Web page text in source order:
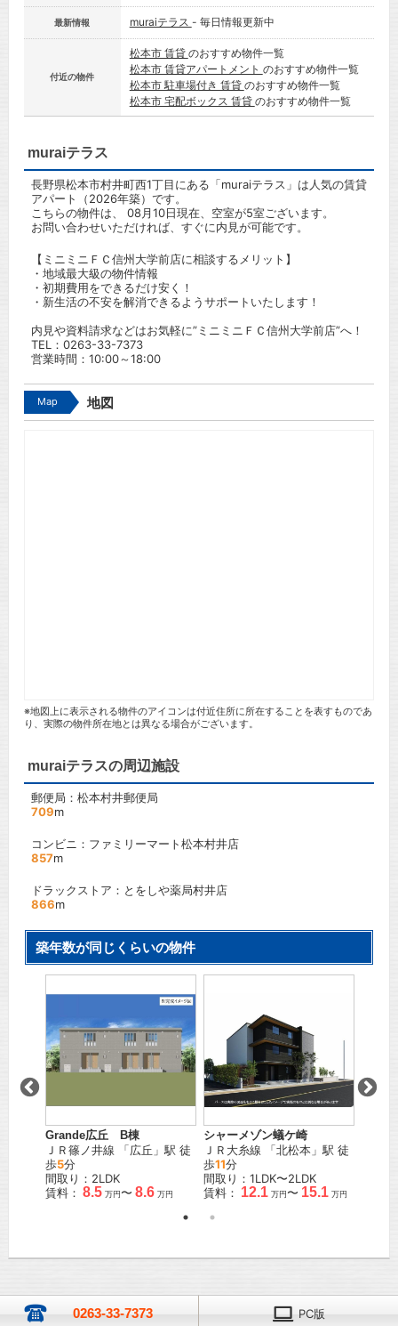
最新情報 muraiテラス - 毎日情報更新中
付近の物件
松本市 賃貸 のおすすめ物件一覧
松本市 賃貸アパートメント のおすすめ物件一覧
松本市 駐車場付き 賃貸 のおすすめ物件一覧
松本市 宅配ボックス 賃貸 のおすすめ物件一覧
muraiテラス
長野県松本市村井町西1丁目にある「muraiテラス」は人気の賃貸
アパート（2026年築）です。
こちらの物件は、 08月10日現在、空室が5室ございます。
お問い合わせいただければ、すぐに内見が可能です。
【ミニミニＦＣ信州大学前店に相談するメリット】
・地域最大級の物件情報
・初期費用をできるだけ安く！
・新生活の不安を解消できるようサポートいたします！
内見や資料請求などはお気軽に”ミニミニＦＣ信州大学前店”へ！
TEL： 0263-33-7373
営業時間：10:00～18:00
Map 地図
※地図上に表示される物件のアイコンは付近住所に所在することを表すものであ
り、実際の物件所在地とは異なる場合がございます。
muraiテラスの周辺施設
郵便局：松本村井郵便局
709m
コンビニ：ファミリーマート松本村井店
857m
ドラックストア：とをしや薬局村井店
866m
築年数が同じくらいの物件
Grande広丘 B棟
ＪＲ篠ノ井線 「広丘 」駅 徒
歩5分
間取り：2LDK
賃料： 8.5 万円〜 8.6 万円
シャーメゾン蟻ケ崎
ＪＲ大糸線 「北松本 」駅 徒
歩11分
間取り：1LDK〜2LDK
賃料： 12.1 万円〜 15.1 万円
0263-33-7373 PC版